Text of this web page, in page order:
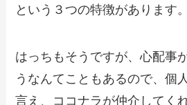
という３つの特徴があります。
はっちもそうですが、心配事
うなんてこともあるので、個
言え、ココナラが仲介してく